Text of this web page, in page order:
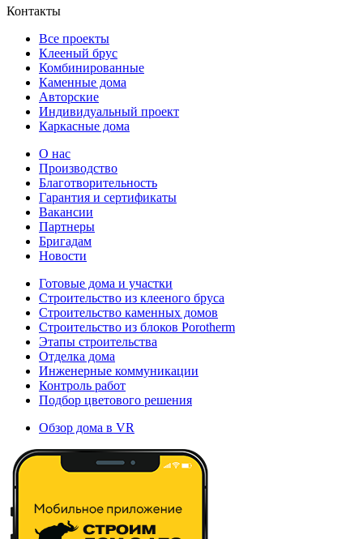
Контакты
Все проекты
Клееный брус
Комбинированные
Каменные дома
Авторские
Индивидуальный проект
Каркасные дома
О нас
Производство
Благотворительность
Гарантия и сертификаты
Вакансии
Партнеры
Бригадам
Новости
Готовые дома и участки
Строительство из клееного бруса
Строительство каменных домов
Строительство из блоков Porotherm
Этапы строительства
Отделка дома
Инженерные коммуникации
Контроль работ
Подбор цветового решения
Обзор дома в VR